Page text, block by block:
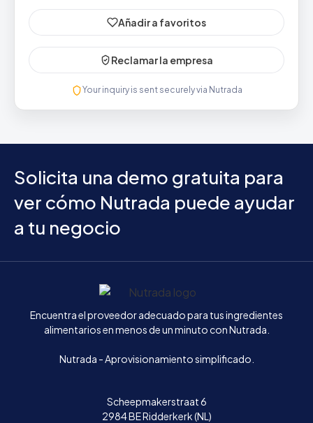
Añadir a favoritos
Reclamar la empresa
Your inquiry is sent securely via Nutrada
Solicita una demo gratuita para
ver cómo Nutrada puede ayudar
a tu negocio
Inicio
Encuentra el proveedor adecuado para tus ingredientes
alimentarios en menos de un minuto con Nutrada.
Nutrada - Aprovisionamiento simplificado.
Scheepmakerstraat 6
2984 BE Ridderkerk (NL)